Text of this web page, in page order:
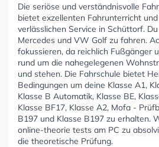
Die seriöse und verständnisvolle
bietet exzellenten Fahrunterricht
verlässlichen Service in Schüttorf.
Mercedes und VW Golf zu fahren.
fokussieren, da reichlich Fußgänger
rund um die nahegelegenen
und stehen. Die Fahrschule bietet
Bedingungen um deine Klasse A1,
Klasse B Automatik, Klasse BE,
Klasse BF17, Klasse A2, Mofa -
B197 und Klasse B197 zu erhalten.
online-theorie tests am PC zu
die theoretische Prüfung.